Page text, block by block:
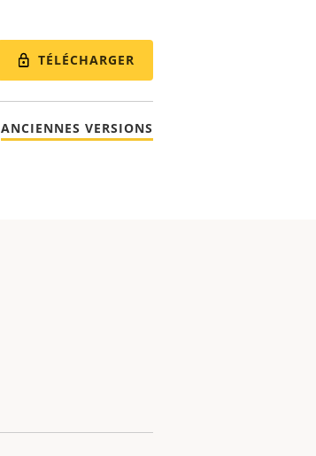
TÉLÉCHARGER
ANCIENNES VERSIONS